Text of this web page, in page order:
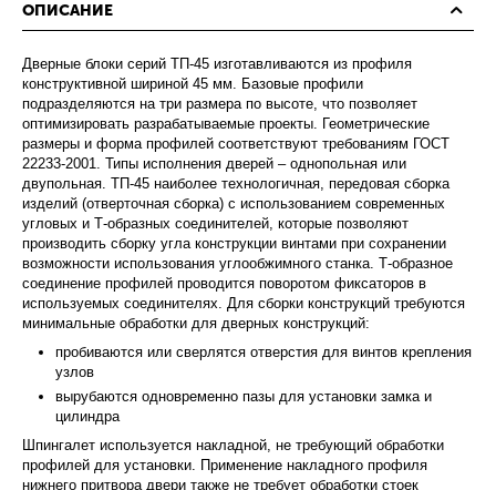
ОПИСАНИЕ
Дверные блоки серий ТП-45 изготавливаются из профиля
конструктивной шириной 45 мм. Базовые профили
подразделяются на три размера по высоте, что позволяет
оптимизировать разрабатываемые проекты. Геометрические
размеры и форма профилей соответствуют требованиям ГОСТ
22233-2001. Типы исполнения дверей – однопольная или
двупольная. ТП-45 наиболее технологичная, передовая сборка
изделий (отверточная сборка) с использованием современных
угловых и Т-образных соединителей, которые позволяют
производить сборку угла конструкции винтами при сохранении
возможности использования углообжимного станка. Т-образное
соединение профилей проводится поворотом фиксаторов в
используемых соединителях. Для сборки конструкций требуются
минимальные обработки для дверных конструкций:
пробиваются или сверлятся отверстия для винтов крепления
узлов
вырубаются одновременно пазы для установки замка и
цилиндра
Шпингалет используется накладной, не требующий обработки
профилей для установки. Применение накладного профиля
нижнего притвора двери также не требует обработки стоек